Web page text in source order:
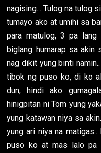
nagising... Tulog na tulog
tumayo ako at umihi sa
para matulog, 3 pa
biglang humarap sa akin
nag dikit yung binti
tibok ng puso ko, di ko
dun, hindi ako
hinigpitan ni Tom yung
yung katawan niya sa
yung ari niya na
puso ko at mas lalo pa